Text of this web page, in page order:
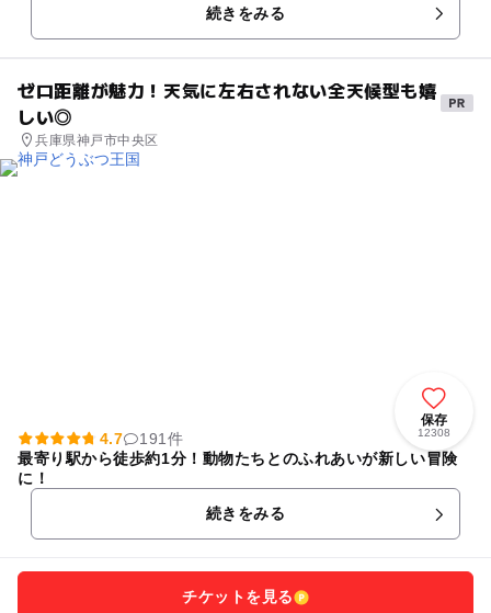
続きをみる
ゼロ距離が魅力！天気に左右されない全天候型も嬉
しい◎
兵庫県神戸市中央区
保存
12308
4.7
191件
最寄り駅から徒歩約1分！動物たちとのふれあいが新しい冒険
に！
続きをみる
チケットを見る